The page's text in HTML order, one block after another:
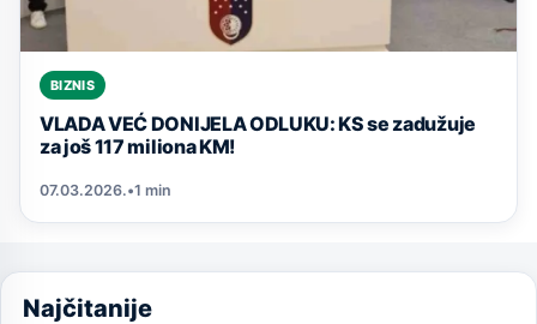
BIZNIS
VLADA VEĆ DONIJELA ODLUKU: KS se zadužuje
za još 117 miliona KM!
07.03.2026.•1 min
Najčitanije